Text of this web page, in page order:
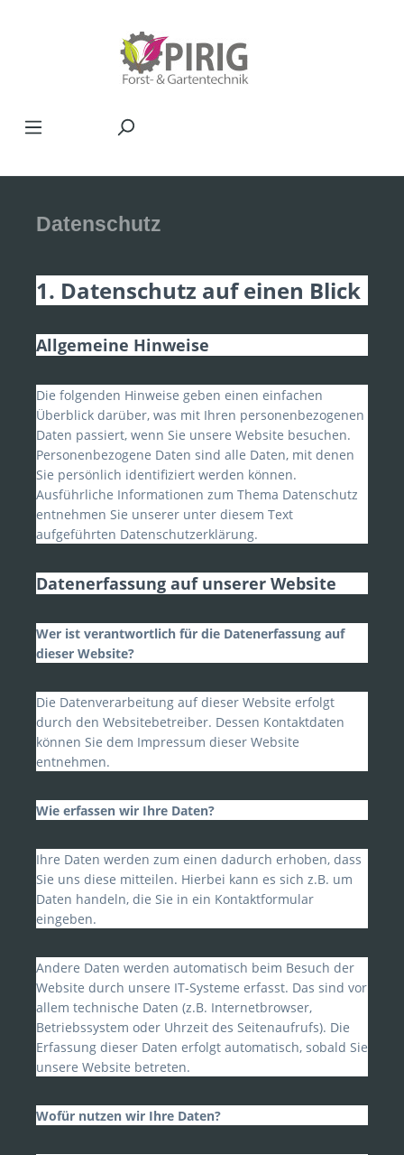
Datenschutz
1. Datenschutz auf einen Blick
Allgemeine Hinweise
Die folgenden Hinweise geben einen einfachen
Überblick darüber, was mit Ihren personenbezogenen
Daten passiert, wenn Sie unsere Website besuchen.
Personenbezogene Daten sind alle Daten, mit denen
Sie persönlich identifiziert werden können.
Ausführliche Informationen zum Thema Datenschutz
entnehmen Sie unserer unter diesem Text
aufgeführten Datenschutzerklärung.
Datenerfassung auf unserer Website
Wer ist verantwortlich für die Datenerfassung auf
dieser Website?
Die Datenverarbeitung auf dieser Website erfolgt
durch den Websitebetreiber. Dessen Kontaktdaten
können Sie dem Impressum dieser Website
entnehmen.
Wie erfassen wir Ihre Daten?
Ihre Daten werden zum einen dadurch erhoben, dass
Sie uns diese mitteilen. Hierbei kann es sich z.B. um
Daten handeln, die Sie in ein Kontaktformular
eingeben.
Andere Daten werden automatisch beim Besuch der
Website durch unsere IT-Systeme erfasst. Das sind vor
allem technische Daten (z.B. Internetbrowser,
Betriebssystem oder Uhrzeit des Seitenaufrufs). Die
Erfassung dieser Daten erfolgt automatisch, sobald Sie
unsere Website betreten.
Wofür nutzen wir Ihre Daten?